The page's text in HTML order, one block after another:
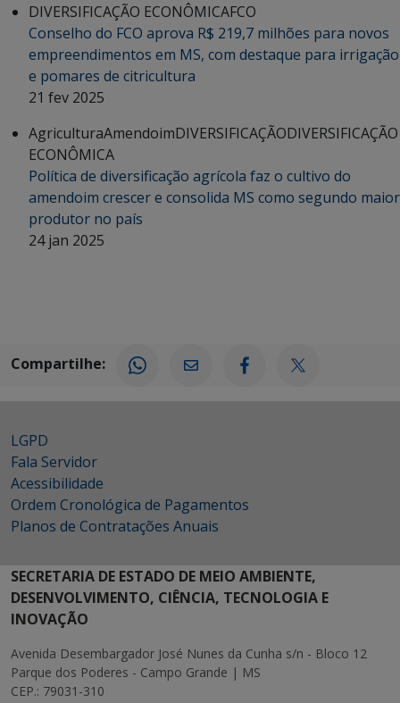
DIVERSIFICAÇÃO ECONÔMICAFCO
Conselho do FCO aprova R$ 219,7 milhões para novos
empreendimentos em MS, com destaque para irrigação
e pomares de citricultura
21 fev 2025
AgriculturaAmendoimDIVERSIFICAÇÃODIVERSIFICAÇÃO
ECONÔMICA
Política de diversificação agrícola faz o cultivo do
amendoim crescer e consolida MS como segundo maior
produtor no país
24 jan 2025
Compartilhe:
LGPD
Fala Servidor
Acessibilidade
Ordem Cronológica de Pagamentos
Planos de Contratações Anuais
SECRETARIA DE ESTADO DE MEIO AMBIENTE,
DESENVOLVIMENTO, CIÊNCIA, TECNOLOGIA E
INOVAÇÃO
Avenida Desembargador José Nunes da Cunha s/n - Bloco 12
Parque dos Poderes - Campo Grande | MS
CEP.: 79031-310